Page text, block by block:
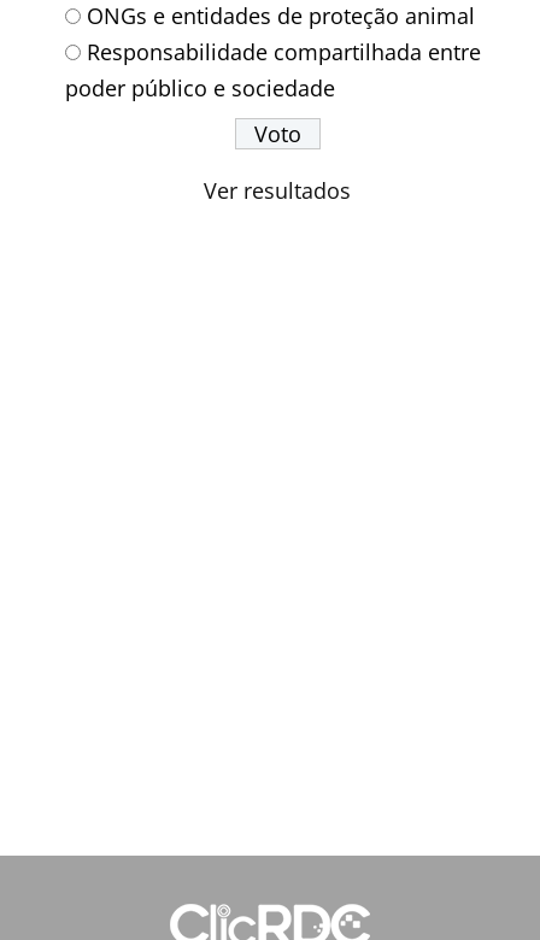
ONGs e entidades de proteção animal
Responsabilidade compartilhada entre
poder público e sociedade
Ver resultados